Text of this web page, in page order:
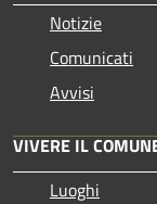
Notizie
Comunicati
Avvisi
VIVERE IL
Luoghi